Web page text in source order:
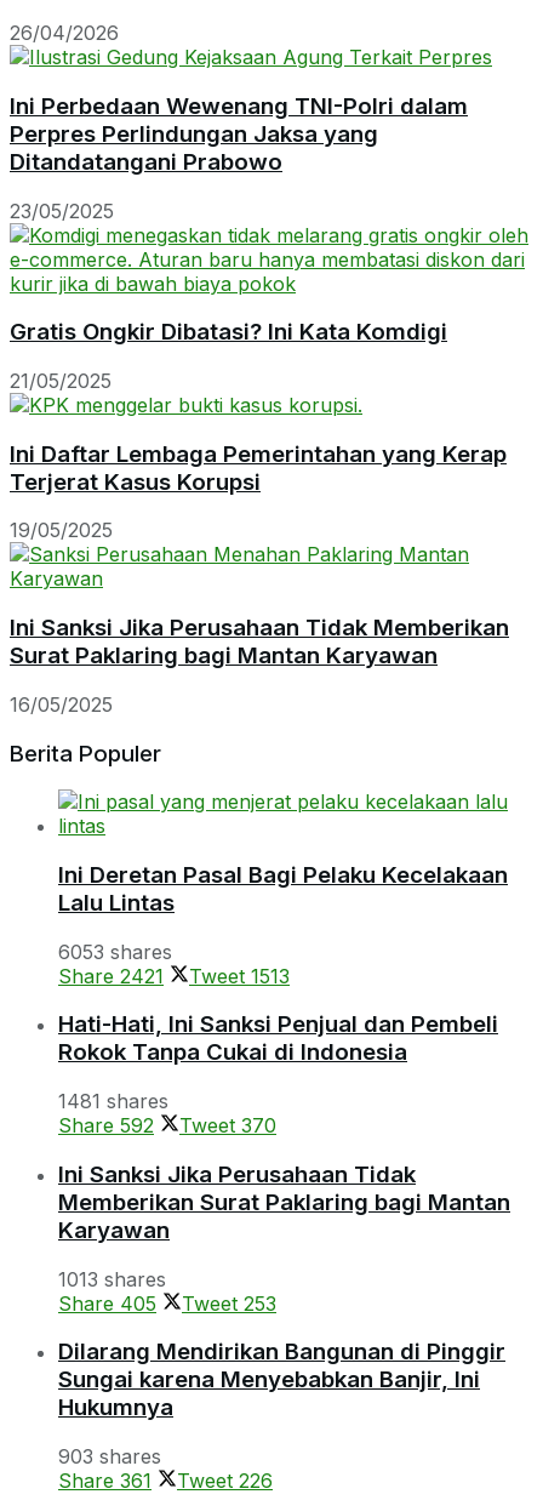
26/04/2026
Ini Perbedaan Wewenang TNI-Polri dalam
Perpres Perlindungan Jaksa yang
Ditandatangani Prabowo
23/05/2025
Gratis Ongkir Dibatasi? Ini Kata Komdigi
21/05/2025
Ini Daftar Lembaga Pemerintahan yang Kerap
Terjerat Kasus Korupsi
19/05/2025
Ini Sanksi Jika Perusahaan Tidak Memberikan
Surat Paklaring bagi Mantan Karyawan
16/05/2025
Berita Populer
Ini Deretan Pasal Bagi Pelaku Kecelakaan
Lalu Lintas
6053 shares
Share 2421 Tweet 1513
Hati-Hati, Ini Sanksi Penjual dan Pembeli
Rokok Tanpa Cukai di Indonesia
1481 shares
Share 592 Tweet 370
Ini Sanksi Jika Perusahaan Tidak
Memberikan Surat Paklaring bagi Mantan
Karyawan
1013 shares
Share 405 Tweet 253
Dilarang Mendirikan Bangunan di Pinggir
Sungai karena Menyebabkan Banjir, Ini
Hukumnya
903 shares
Share 361 Tweet 226